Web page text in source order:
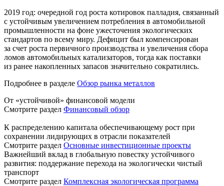
2019 год: очередной год роста котировок палладия, связанный
с устойчивым увеличением потребления в автомобильной
промышленности на фоне ужесточения экологических
стандартов по всему миру. Дефицит был компенсирован
за счет роста первичного производства и увеличения сбора
ломов автомобильных катализаторов, тогда как поставки
из ранее накопленных запасов значительно сократились.
Подробнее в разделе Обзор рынка металлов
От «устойчивой» финансовой модели
Смотрите раздел Финансовый обзор
К распределению капитала обеспечивающему рост при
сохранении лидирующих в отрасли показателей
Смотрите раздел Основные инвестиционные проекты
Важнейший вклад в глобальную повестку устойчивого
развития: поддержание перехода на экологически чистый
транспорт
Смотрите раздел Комплексная экологическая программа